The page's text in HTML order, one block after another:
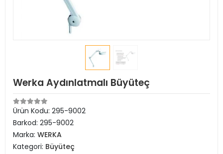
Werka Aydınlatmalı Büyüteç
Ürün Kodu: 295-9002
Barkod: 295-9002
Marka: WERKA
Kategori: Büyüteç